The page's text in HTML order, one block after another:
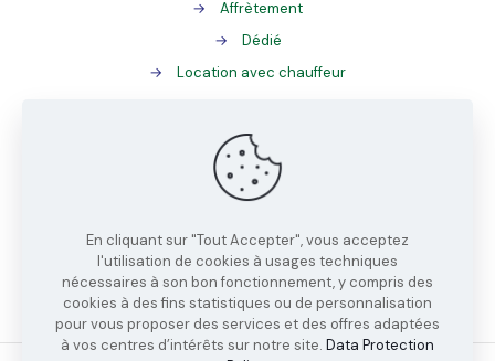
→
Affrètement
→
Dédié
→
Location avec chauffeur
Gestion des palettes
→
ADR
→
EDI
→
Station chargeur
En cliquant sur "Tout Accepter", vous acceptez
l'utilisation de cookies à usages techniques
nécessaires à son bon fonctionnement, y compris des
cookies à des fins statistiques ou de personnalisation
pour vous proposer des services et des offres adaptées
à vos centres d’intérêts sur notre site. Data Protection